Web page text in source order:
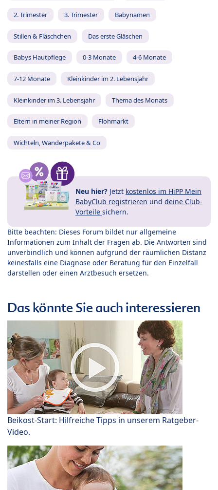
2. Trimester 3. Trimester Babynamen
Stillen & Fläschchen Das erste Gläschen
Babys Hautpflege 0-3 Monate 4-6 Monate
7-12 Monate Kleinkinder im 2. Lebensjahr
Kleinkinder im 3. Lebensjahr Thema des Monats
Eltern in meiner Region Flohmarkt
Wichteln, Wanderpakete & Co
Neu hier? Jetzt kostenlos im HiPP Mein
BabyClub registrieren und deine Club-
Vorteile sichern.
Bitte beachten: Dieses Forum bildet nur allgemeine
Informationen zum Inhalt der Fragen ab. Die Antworten sind
unverbindlich und können aufgrund der räumlichen Distanz
keinesfalls eine Diagnose oder Beratung für den Einzelfall
darstellen oder einen Arztbesuch ersetzen.
Das könnte Sie auch interessieren
Beikost-Start: Hilfreiche Tipps in unserem Ratgeber-
Video.